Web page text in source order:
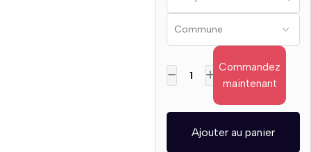
Commandez
maintenant
Ajouter au panier